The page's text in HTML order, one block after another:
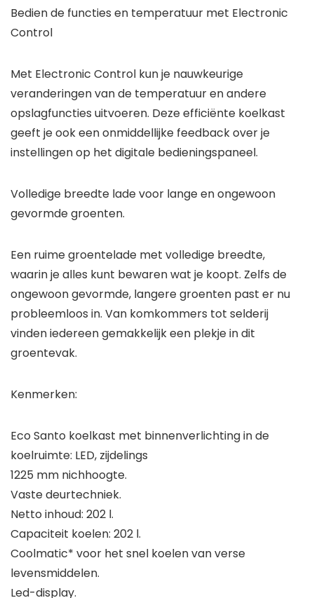
Bedien de functies en temperatuur met Electronic
Control
Met Electronic Control kun je nauwkeurige
veranderingen van de temperatuur en andere
opslagfuncties uitvoeren. Deze efficiënte koelkast
geeft je ook een onmiddellijke feedback over je
instellingen op het digitale bedieningspaneel.
Volledige breedte lade voor lange en ongewoon
gevormde groenten.
Een ruime groentelade met volledige breedte,
waarin je alles kunt bewaren wat je koopt. Zelfs de
ongewoon gevormde, langere groenten past er nu
probleemloos in. Van komkommers tot selderij
vinden iedereen gemakkelijk een plekje in dit
groentevak.
Kenmerken:
Eco Santo koelkast met binnenverlichting in de
koelruimte: LED, zijdelings
1225 mm nichhoogte.
Vaste deurtechniek.
Netto inhoud: 202 l.
Capaciteit koelen: 202 l.
Coolmatic* voor het snel koelen van verse
levensmiddelen.
Led-display.